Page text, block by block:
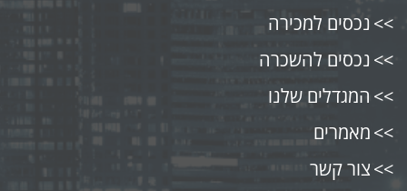
נכסים למכירה
נכסים להשכרה
המגדלים שלנו
מאמרים
צור קשר